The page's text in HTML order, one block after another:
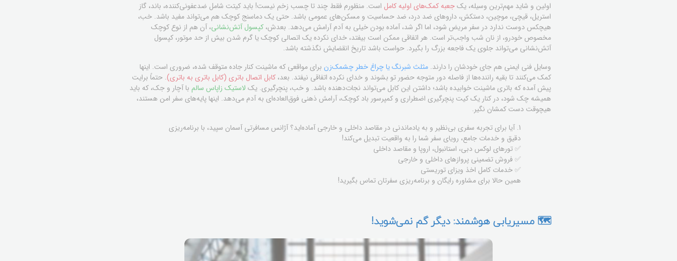
اولین و شاید مهم‌ترین وسیله، یکجعبه کمک‌های اولیه کامل است. منظورم فقط چند تا چسب زخم نیست! باید کیتت شامل ضدعفونی‌کننده، باند، گاز
استریل، قیچی، موچین، دستکش، داروهای ضد درد، ضد حساسیت و مسکن‌های عمومی باشد. حتی یک دماسنج کوچک هم می‌تواند مفید باشد. خب،
هیچکس دوست ندارد در سفر مریض شود، اما اگر شد، آماده بودن خیلی به آدم آرامش می‌دهد. بعدش، کپسول آتش‌نشانی، آن هم از نوع کوچک
مخصوص خودرو، از نان شب واجب‌تر است. هر اتفاقی ممکن است بیفتد، خدای نکرده یک اتصالی کوچک یا گرم شدن بیش از حد موتور، کپسول
آتش‌نشانی می‌تواند جلوی یک فاجعه بزرگ را بگیرد. حواست باشد تاریخ انقضایش نگذشته باشد.
وسایل فنی ایمنی هم جای خودشان را دارند. مثلث شبرنگ یا چراغ خطر چشمک‌زن برای مواقعی که ماشینت کنار جاده متوقف شده، ضروری است. اینها
کمک می‌کنند تا بقیه راننده‌ها از فاصله دور متوجه حضور تو بشوند و خدای نکرده اتفاقی نیفتد. بعد، کابل اتصال باتری (کابل باتری به باتری). حتماً برایت
پیش آمده که باتری ماشینت خوابیده باشد؛ داشتن این کابل می‌تواند نجات‌دهنده باشد. و خب، پنچرگیری. یک لاستیک زاپاس سالم با آچار و جک، که باید
همیشه چک شود، در کنار یک کیت پنچرگیری اضطراری و کمپرسور باد کوچک، آرامش ذهنی فوق‌العاده‌ای به آدم می‌دهد. اینها پایه‌های سفر امن هستند،
هیچوقت دست کمشان نگیر.
1. آیا برای تجربه سفری بی‌نظیر و به یادماندنی در مقاصد داخلی و خارجی آماده‌اید؟ آژانس مسافرتی آسمان سپید، با برنامه‌ریزی
دقیق و خدمات جامع، رویای سفر شما را به واقعیت تبدیل می‌کند!
✅ تورهای لوکس دبی، استانبول، اروپا و مقاصد داخلی
✅ فروش تضمینی پروازهای داخلی و خارجی
✅ خدمات کامل اخذ ویزای توریستی
همین حالا برای مشاوره رایگان و برنامه‌ریزی سفرتان تماس بگیرید!
🗺️ مسیریابی هوشمند: دیگر گم نمی‌شوید!